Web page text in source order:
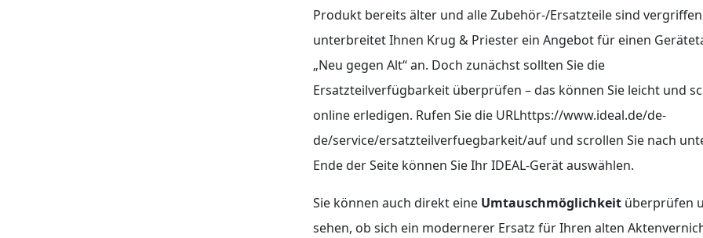
Produkt bereits älter und alle Zubehör-/Ersatzteile sind
unterbreitet Ihnen Krug & Priester ein Angebot für einen
„Neu gegen Alt“ an. Doch zunächst sollten Sie die
Ersatzteilverfügbarkeit überprüfen – das können Sie leicht und
online erledigen. Rufen Sie die URLhttps://www.ideal.de/de-
de/service/ersatzteilverfuegbarkeit/auf und scrollen Sie nach
Ende der Seite können Sie Ihr IDEAL-Gerät auswählen.
Sie können auch direkt eine Umtauschmöglichkeit überprüfen
sehen, ob sich ein modernerer Ersatz für Ihren alten